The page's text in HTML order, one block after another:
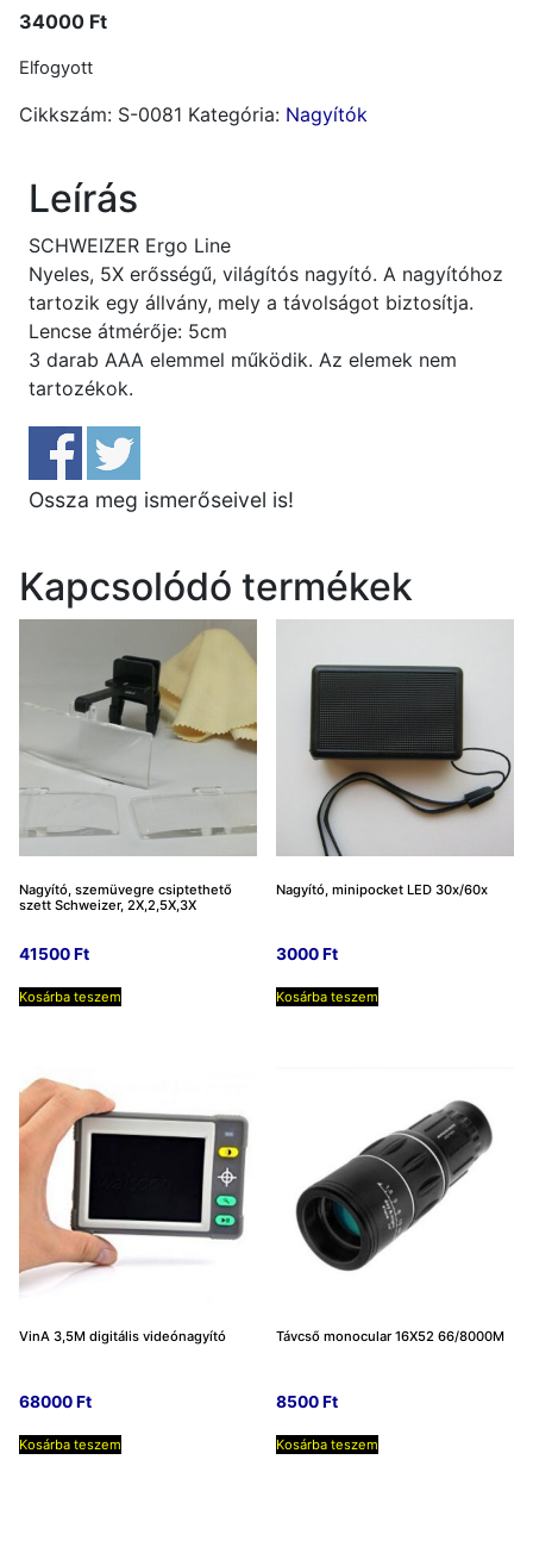
34000 Ft
Elfogyott
Cikkszám: S-0081 Kategória: Nagyítók
Leírás
SCHWEIZER Ergo Line
Nyeles, 5X erősségű, világítós nagyító. A nagyítóhoz
tartozik egy állvány, mely a távolságot biztosítja.
Lencse átmérője: 5cm
3 darab AAA elemmel működik. Az elemek nem
tartozékok.
Ossza meg ismerőseivel is!
Kapcsolódó termékek
Nagyító, szemüvegre csiptethető
szett Schweizer, 2X,2,5X,3X
41500Ft
Kosárba teszem
Nagyító, minipocket LED 30x/60x
3000Ft
Kosárba teszem
VinA 3,5M digitális videónagyító
68000Ft
Kosárba teszem
Távcső monocular 16X52 66/8000M
8500Ft
Kosárba teszem